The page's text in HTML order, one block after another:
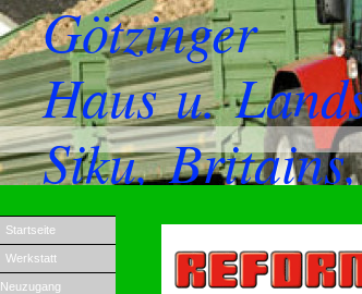
Götzinger
Haus u.
Siku,
Startseite
Werkstatt
Neuzugang